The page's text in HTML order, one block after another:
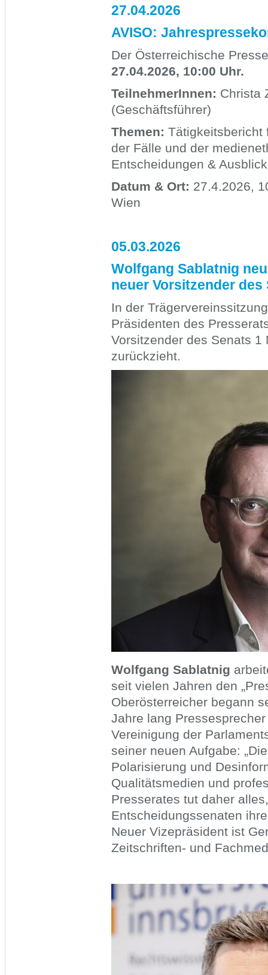
27.04.2026
AVISO:
Der Österreichische
27.04.2026, 10:00 Uhr.
TeilnehmerInnen: Christa
(Geschäftsführer)
Themen: Tätigkeitsbericht
der Fälle und der
Entscheidungen &
Datum & Ort: 27.4.2026,
Wien
05.03.2026
Wolfgang Sablatnig
neuer Vorsitzender des
In der
Präsidenten des
Vorsitzender des Senats
zurückzieht.
Wolfgang Sablatnig
seit vielen Jahren den
Oberösterreicher begann
Jahre lang
Vereinigung der
seiner neuen Aufgabe:
Polarisierung und
Qualitätsmedien und
Presserates tut daher
Entscheidungssenaten
Neuer Vizepräsident ist
Zeitschriften- und